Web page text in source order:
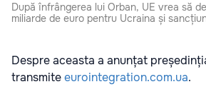
După înfrângerea lui Orban, UE vrea să
miliarde de euro pentru Ucraina și
Despre aceasta a anunțat
transmiteeurointegration.com.ua.